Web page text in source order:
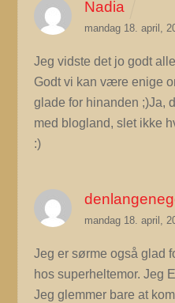
Nadia
mandag 18. april,
Jeg vidste det jo godt
Godt vi kan være enige
glade for hinanden ;)Ja,
med blogland, slet ikke
:)
mandag 18. april,
Jeg er sørme også glad
hos superheltemor. Jeg
Jeg glemmer bare at